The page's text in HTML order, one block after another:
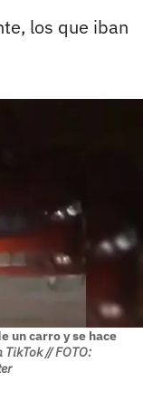
los que iban
un carro y se hace
// FOTO: